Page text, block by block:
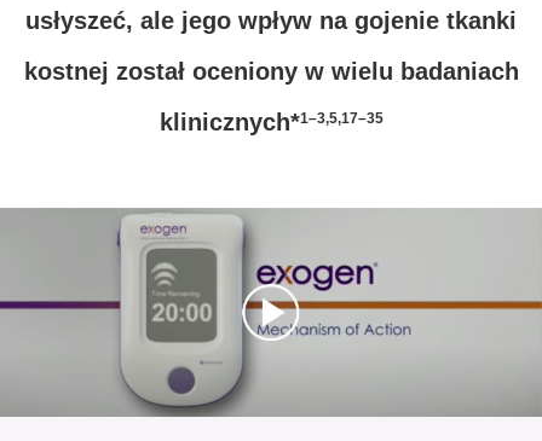
usłyszeć, ale jego wpływ na gojenie tkanki
kostnej został oceniony w wielu badaniach
klinicznych*1–3,5,17–35